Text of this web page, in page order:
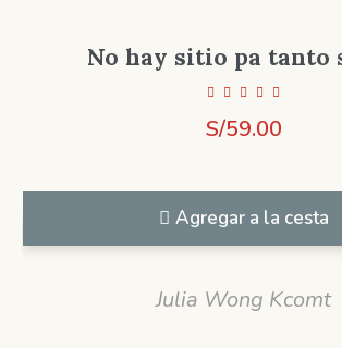
No hay sitio pa tanto
S/59.00
Agregar a la cesta
Julia Wong Kcomt